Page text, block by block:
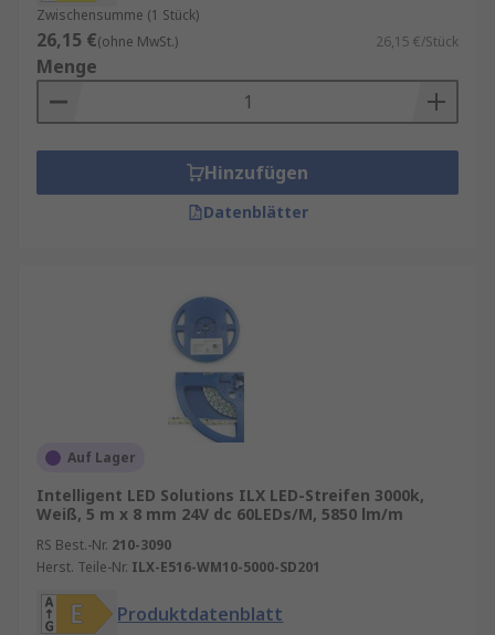
Zwischensumme (1 Stück)
26,15 €(ohne MwSt.) 26,15 €/Stück
Menge
Hinzufügen
Datenblätter
Auf Lager
Intelligent LED Solutions ILX LED-Streifen 3000k,
Weiß, 5 m x 8 mm 24V dc 60LEDs/M, 5850 lm/m
RS Best.-Nr. 210-3090
Herst. Teile-Nr. ILX-E516-WM10-5000-SD201
Produktdatenblatt